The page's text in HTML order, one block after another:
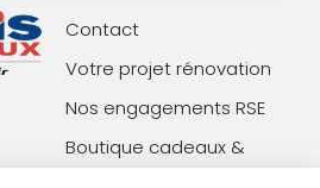
Contact
Votre projet rénovation
Nos engagements RSE
Boutique cadeaux &